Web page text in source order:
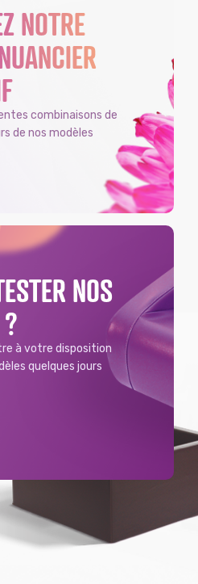
NOTRE
combinaisons de
de nos modèles
NOS
à votre disposition
quelques jours